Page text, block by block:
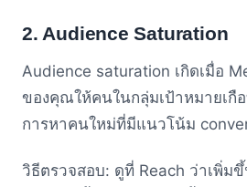
2. Audience Saturation
Audience saturation เกิดเมื่อ
ของคุณให้คนในกลุ่มเป้าหมายเกื
การหาคนใหม่ที่มีแนวโน้ม
วิธีตรวจสอบ: ดูที่ Reach ว่าเพิ่ม